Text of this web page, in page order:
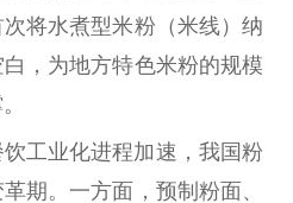
将水煮型米粉（米线）纳
，为地方特色米粉的规模
工业化进程加速，我国粉
期。一方面，预制粉面、